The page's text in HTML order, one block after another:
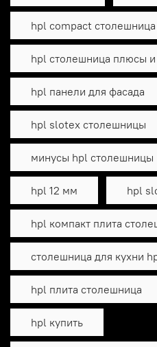
hpl compact столешница
hpl столешница плюсы
hpl панели для фасада
hpl slotex столешницы
минусы hpl столешницы
hpl 12 мм hpl
hpl компакт плита
столешница для кухни
hpl плита столешница
hpl купить